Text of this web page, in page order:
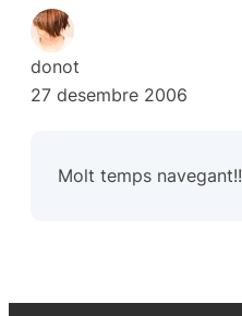
donot
27 desembre 2006
Molt temps navegant!!